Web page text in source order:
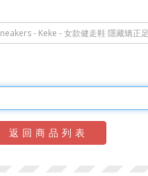
- Keke - 女款健走鞋 隱藏矯正
返回商品列表